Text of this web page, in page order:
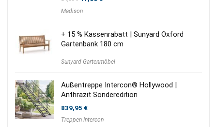
war:
Madison
+ 15 % Kassenrabatt | Sunyard Oxford
Gartenbank 180 cm
Sunyard Gartenmöbel
Außentreppe Intercon® Hollywood |
Anthrazit Sonderedition
839,95 €
Treppen Intercon